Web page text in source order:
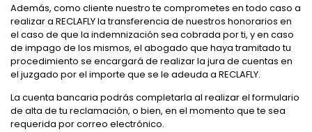
Además, como cliente nuestro te comprometes en todo caso a
realizar a RECLAFLY la transferencia de nuestros honorarios en
el caso de que la indemnización sea cobrada por ti, y en caso
de impago de los mismos, el abogado que haya tramitado tu
procedimiento se encargará de realizar la jura de cuentas en
el juzgado por el importe que se le adeuda a RECLAFLY.
La cuenta bancaria podrás completarla al realizar el formulario
de alta de tu reclamación, o bien, en el momento que te sea
requerida por correo electrónico.